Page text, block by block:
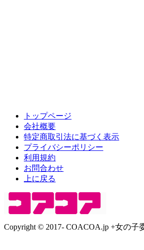
トップページ
会社概要
特定商取引法に基づく表示
プライバシーポリシー
利用規約
お問合わせ
上に戻る
Copyright © 2017- COACOA.jp +女の子